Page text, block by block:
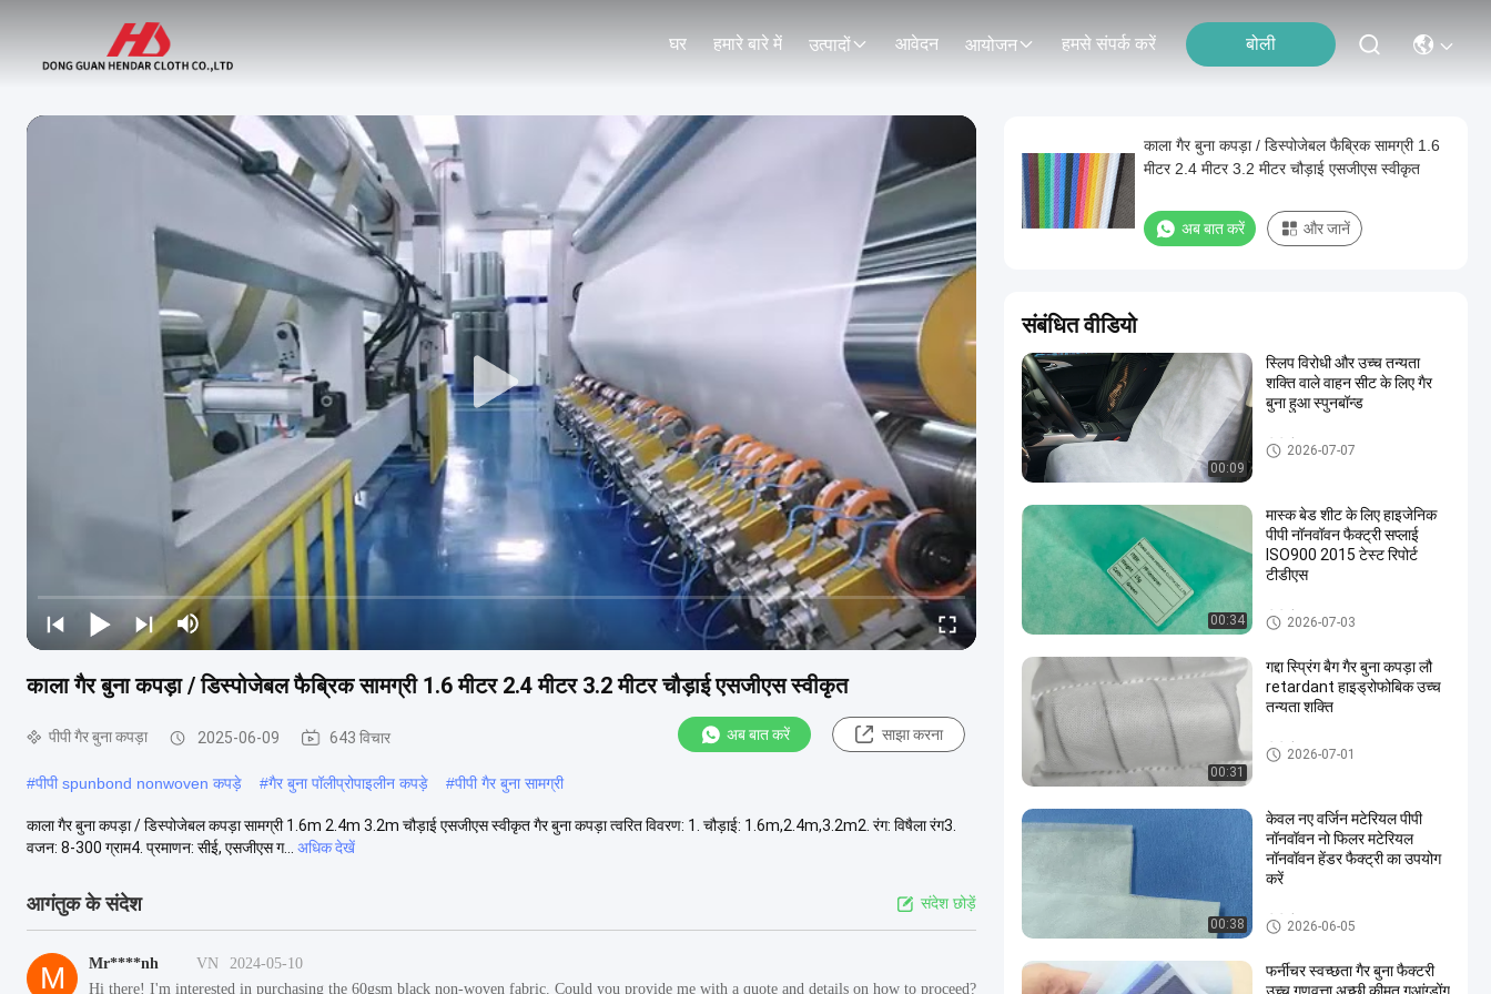
घर हमारे बारे में उत्पादों आवेदन आयोजन हमसे संपर्क करें बोली
काला गैर बुना कपड़ा / डिस्पोजेबल फैब्रिक सामग्री 1.6 मीटर 2.4 मीटर 3.2 मीटर चौड़ाई एसजीएस स्वीकृत
पीपी गैर बुना कपड़ा 2025-06-09 643 विचार अब बात करें साझा करना
#पीपी spunbond nonwoven कपड़े #गैर बुना पॉलीप्रोपाइलीन कपड़े #पीपी गैर बुना सामग्री
काला गैर बुना कपड़ा / डिस्पोजेबल कपड़ा सामग्री 1.6m 2.4m 3.2m चौड़ाई एसजीएस स्वीकृत गैर बुना कपड़ा त्वरित विवरण: 1. चौड़ाई: 1.6m,2.4m,3.2m2. रंग: विषैला रंग3.
वजन: 8-300 ग्राम4. प्रमाणन: सीई, एसजीएस ग...
अधिक देखें
आगंतुक के संदेश संदेश छोड़ें
M Mr****nh VN
2024-05-10
Hi there! I'm interested in purchasing the 60gsm black non-woven fabric. Could you provide me with a quote and details on how to proceed?
काला गैर बुना कपड़ा / डिस्पोजेबल फैब्रिक सामग्री 1.6
मीटर 2.4 मीटर 3.2 मीटर चौड़ाई एसजीएस स्वीकृत
अब बात करें और जानें
संबंधित वीडियो
00:09
स्लिप विरोधी और उच्च तन्यता
शक्ति वाले वाहन सीट के लिए गैर
बुना हुआ स्पुनबॉन्ड
पीपी गैर बुना कपड़ा
2026-07-07
00:34
मास्क बेड शीट के लिए हाइजेनिक
पीपी नॉनवॉवन फैक्ट्री सप्लाई
ISO900 2015 टेस्ट रिपोर्ट
टीडीएस
पीपी गैर बुना कपड़ा
2026-07-03
00:31
गद्दा स्प्रिंग बैग गैर बुना कपड़ा लौ
retardant हाइड्रोफोबिक उच्च
तन्यता शक्ति
पीपी गैर बुना कपड़ा
2026-07-01
00:38
केवल नए वर्जिन मटेरियल पीपी
नॉनवॉवन नो फिलर मटेरियल
नॉनवॉवन हेंडर फैक्ट्री का उपयोग
करें
पीपी गैर बुना कपड़ा
2026-06-05
फर्नीचर स्वच्छता गैर बुना फैक्टरी